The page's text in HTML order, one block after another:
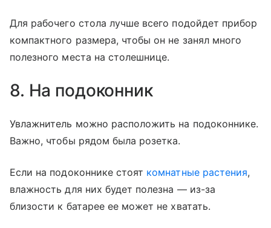
Для рабочего стола лучше всего подойдет прибор
компактного размера, чтобы он не занял много
полезного места на столешнице.
8. На подоконник
Увлажнитель можно расположить на подоконнике.
Важно, чтобы рядом была розетка.
Если на подоконнике стоят комнатные растения,
влажность для них будет полезна — из-за
близости к батарее ее может не хватать.